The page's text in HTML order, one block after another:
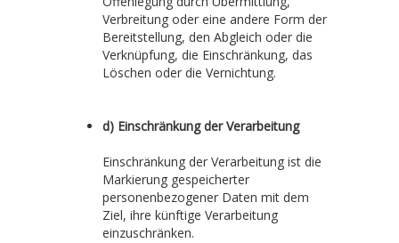
Verbreitung oder eine andere Form der
Bereitstellung, den Abgleich oder die
Verknüpfung, die Einschränkung, das
Löschen oder die Vernichtung.
d) Einschränkung der Verarbeitung
Einschränkung der Verarbeitung ist die
Markierung gespeicherter
personenbezogener Daten mit dem
Ziel, ihre künftige Verarbeitung
einzuschränken.